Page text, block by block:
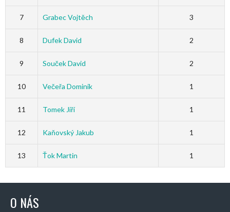
7 Grabec Vojtěch 3
8 Dufek David 2
9 Souček David 2
10 Večeřa Dominik 1
11 Tomek Jiří 1
12 Kaňovský Jakub 1
13 Ťok Martin 1
O NÁS